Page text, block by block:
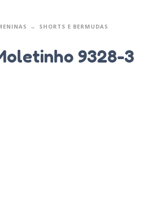
SHORTS E BERMUDAS
9328-3